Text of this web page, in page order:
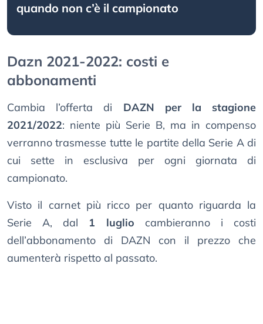
quando non c’è il campionato
Dazn 2021-2022: costi e
abbonamenti
Cambia l’offerta di DAZN per la stagione
2021/2022: niente più Serie B, ma in compenso
verranno trasmesse tutte le partite della Serie A di
cui sette in esclusiva per ogni giornata di
campionato.
Visto il carnet più ricco per quanto riguarda la
Serie A, dal 1 luglio cambieranno i costi
dell’abbonamento di DAZN con il prezzo che
aumenterà rispetto al passato.